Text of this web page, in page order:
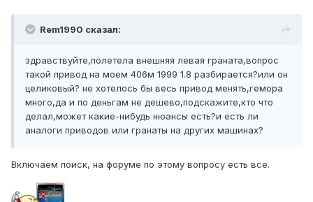
Rem1990 сказал:
здравствуйте,полетела внешняя левая граната,вопрос
такой привод на моем 406м 1999 1.8 разбирается?или он
целиковый? не хотелось бы весь привод менять,гемора
много,да и по деньгам не дешево,подскажите,кто что
делал,может какие-нибудь нюансы есть?и есть ли
аналоги приводов или гранаты на других машинах?
Включаем поиск, на форуме по этому вопросу есть все.